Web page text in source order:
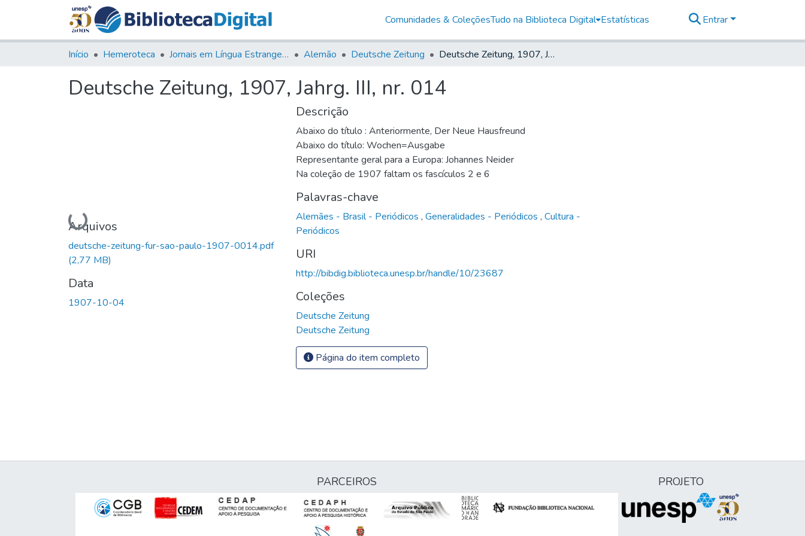
Comunidades & ColeçõesTudo na Biblioteca Digital Estatísticas Entrar
Início Hemeroteca Jornais em Língua Estrangeira Alemão Deutsche Zeitung Deutsche Zeitung, 1907, Jahrg. III, nr. 014
Deutsche Zeitung, 1907, Jahrg. III, nr. 014
Carregando...
Arquivos
deutsche-zeitung-fur-sao-paulo-1907-0014.pdf
(2,77 MB)
Data
1907-10-04
Descrição
Abaixo do título : Anteriormente, Der Neue Hausfreund
Abaixo do título: Wochen=Ausgabe
Representante geral para a Europa: Johannes Neider
Na coleção de 1907 faltam os fascículos 2 e 6
Palavras-chave
Alemães - Brasil - Periódicos , Generalidades - Periódicos , Cultura -
Periódicos
URI
http://bibdig.biblioteca.unesp.br/handle/10/23687
Coleções
Deutsche Zeitung
Deutsche Zeitung
Página do item completo
PARCEIROS PROJETO